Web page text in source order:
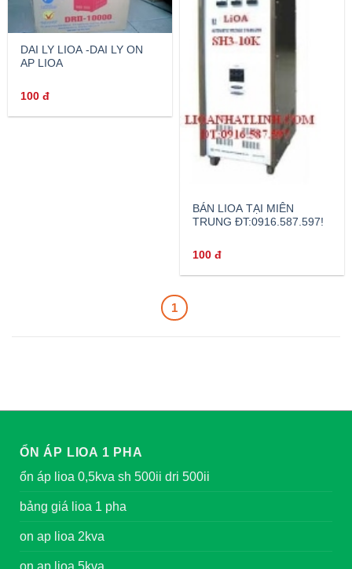
DAI LY LIOA -DAI LY ON
AP LIOA
100đ
BÁN LIOA TẠI MIÊN
TRUNG ĐT:0916.587.597!
100đ
1
ỔN ÁP LIOA 1 PHA
ổn áp lioa 0,5kva sh 500ii dri 500ii
bảng giá lioa 1 pha
on ap lioa 2kva